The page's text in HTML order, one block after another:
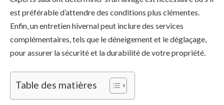
est préférable d’attendre des conditions plus clémentes.
Enfin, un entretien hivernal peut inclure des services
complémentaires, tels que le déneigement et le déglaçage,
pour assurer la sécurité et la durabilité de votre propriété.
Table des matières